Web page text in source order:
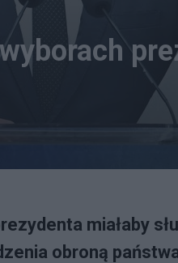
miałaby
obroną